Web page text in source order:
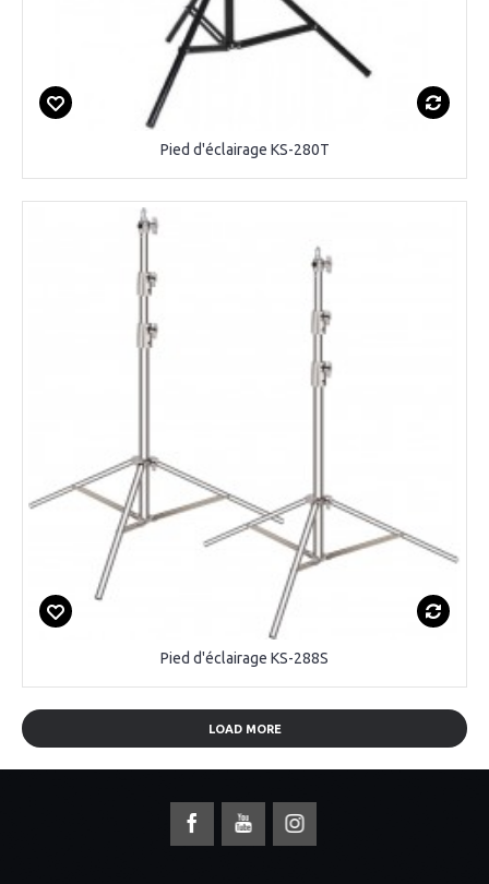
Pied d'éclairage KS-280T
Pied d'éclairage KS-288S
LOAD MORE